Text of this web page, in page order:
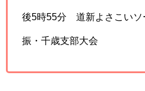
後5時55分 道新よさこいソ
振・千歳支部大会